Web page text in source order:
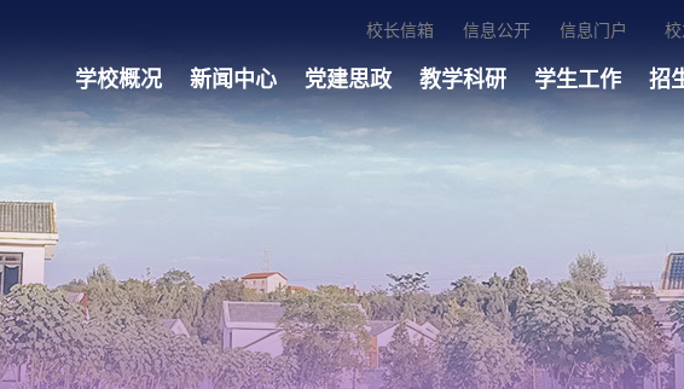
学校概况 新闻中心 党建思政 教学科研 学生工作 招
校长信箱 信息公开 信息门户